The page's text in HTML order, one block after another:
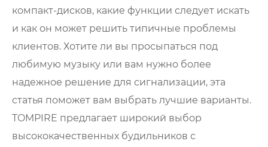
компакт-дисков, какие функции следует искать
и как он может решить типичные проблемы
клиентов. Хотите ли вы просыпаться под
любимую музыку или вам нужно более
надежное решение для сигнализации, эта
статья поможет вам выбрать лучшие варианты.
TOMPIRE предлагает широкий выбор
высококачественных будильников с